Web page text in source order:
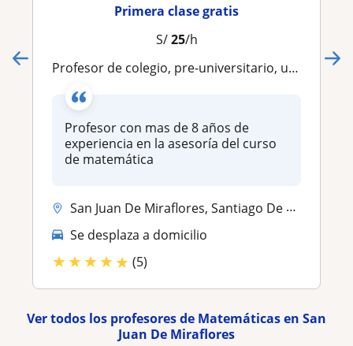
Primera clase gratis
S/25/h
Profesor de colegio, pre-universitario, universidad (PUCP, U. de Lima, UTEC, San Marcos, Callao) (Álgebra, Aritmética, Física, Integral, Derivadas)
Profesor con mas de 8 años de
experiencia en la asesoría del curso
de matemática
San Juan De Miraflores, Santiago De Surco, Villa El Salvador
Se desplaza a domicilio
★★★★★ (5)
Ver todos los profesores de Matemáticas en San
Juan De Miraflores